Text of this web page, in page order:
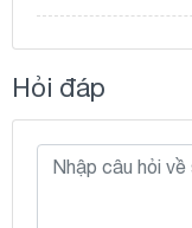
Hỏi đáp